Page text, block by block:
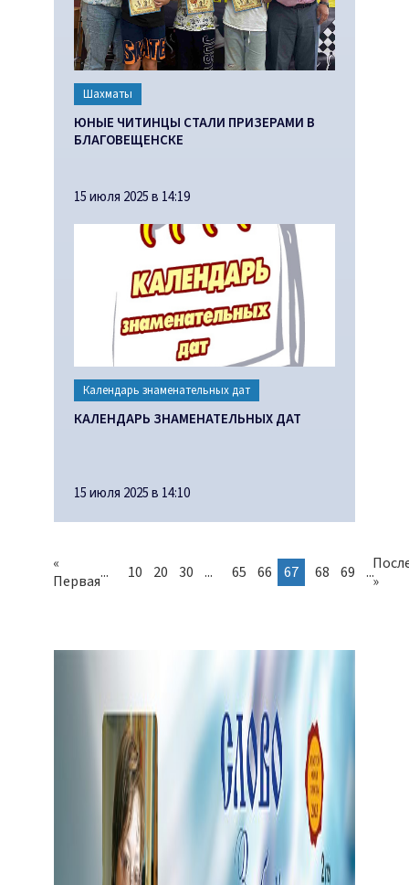
Шахматы
ЮНЫЕ ЧИТИНЦЫ СТАЛИ ПРИЗЕРАМИ В
БЛАГОВЕЩЕНСКЕ
15 июля 2025 в 14:19
Календарь знаменательных дат
КАЛЕНДАРЬ ЗНАМЕНАТЕЛЬНЫХ ДАТ
15 июля 2025 в 14:10
«
Первая... 10 20 30 ... 65 66 67 68 69 ...»